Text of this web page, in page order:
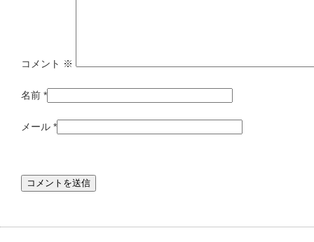
コメント ※
名前 *
メール *